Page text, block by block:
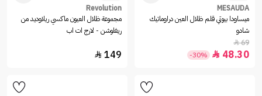
MESAUDA
ميساودا بيوتي قلم ظلال العين دراوماتيك
شادو
69

48.30

-30%
Revolution
مجموعة ظلال العيون ماكسي ريلاوديد من
ريفلوشن - لارج ات اب
149
